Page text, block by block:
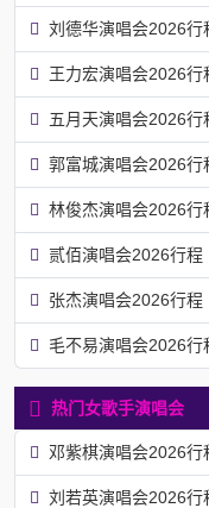
刘德华演唱会2026行
王力宏演唱会2026行
五月天演唱会2026行
郭富城演唱会2026行
林俊杰演唱会2026行
贰佰演唱会2026行程
张杰演唱会2026行程
毛不易演唱会2026行
热门女歌手演唱会
邓紫棋演唱会2026行
刘若英演唱会2026行